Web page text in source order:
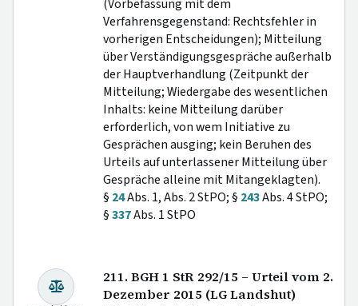
(Vorbefassung mit dem
Verfahrensgegenstand: Rechtsfehler in
vorherigen Entscheidungen); Mitteilung
über Verständigungsgespräche außerhalb
der Hauptverhandlung (Zeitpunkt der
Mitteilung; Wiedergabe des wesentlichen
Inhalts: keine Mitteilung darüber
erforderlich, von wem Initiative zu
Gesprächen ausging; kein Beruhen des
Urteils auf unterlassener Mitteilung über
Gespräche alleine mit Mitangeklagten).
§ 24Abs. 1, Abs. 2 StPO; § 243Abs. 4 StPO;
§337Abs. 1 StPO
211. BGH 1 StR 292/15 – Urteil vom 2.
Dezember 2015 (LG Landshut)